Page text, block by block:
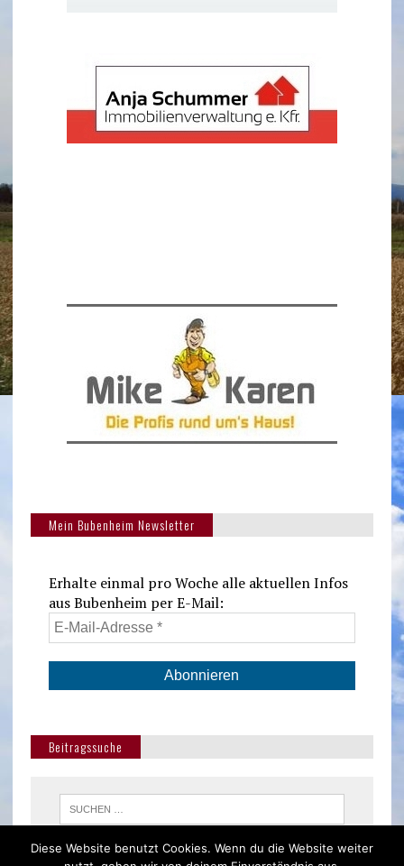
Mein Bubenheim Newsletter
Erhalte einmal pro Woche alle aktuellen Infos
aus Bubenheim per E-Mail:
Beitragssuche
Diese Website benutzt Cookies. Wenn du die Website weiter